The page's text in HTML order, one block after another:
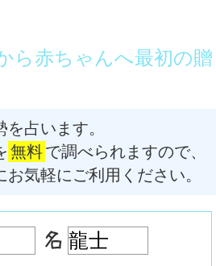
ら赤ちゃんへ最初の贈
占います。
無料で調べられますので、
気軽にご利用ください。